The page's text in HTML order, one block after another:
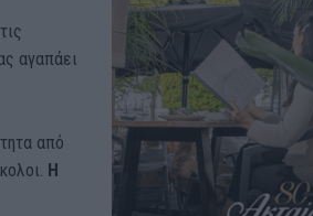
αγαπάει
από
Η